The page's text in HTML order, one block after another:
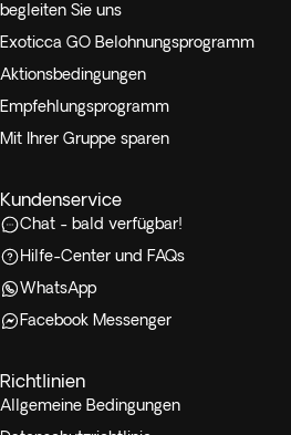
begleiten Sie uns
Exoticca GO Belohnungsprogramm
Aktionsbedingungen
Empfehlungsprogramm
Mit Ihrer Gruppe sparen
Kundenservice
Chat - bald verfügbar!
Hilfe-Center und FAQs
WhatsApp
Facebook Messenger
Richtlinien
Allgemeine Bedingungen